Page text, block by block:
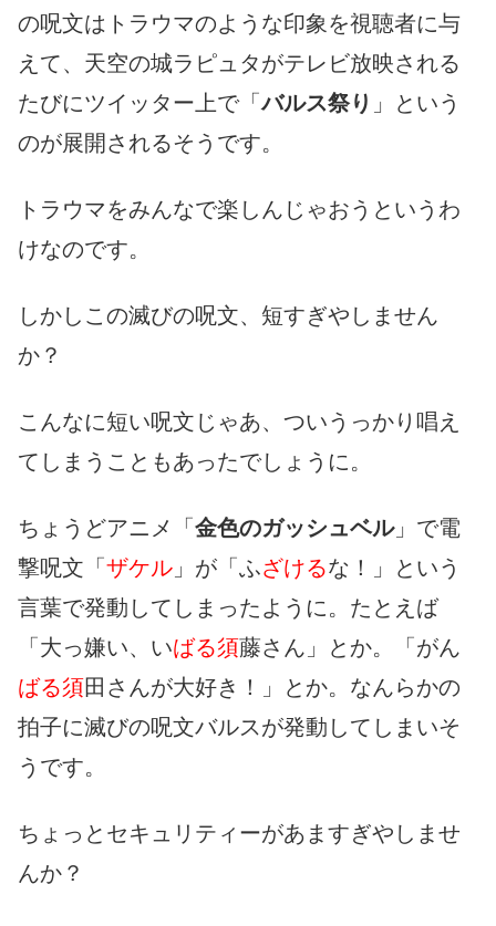
の呪文はトラウマのような印象を視聴者に与
えて、天空の城ラピュタがテレビ放映される
たびにツイッター上で「バルス祭り 」という
のが展開されるそうです。
トラウマをみんなで楽しんじゃおうというわ
けなのです。
しかしこの滅びの呪文、短すぎやしません
か？
こんなに短い呪文じゃあ、ついうっかり唱え
てしまうこともあったでしょうに。
ちょうどアニメ「 金色のガッシュベル」で電
撃呪文「 ザケル 」が「ふざけるな！」という
言葉で発動してしまったように。たとえば
「大っ嫌い、いばる須藤さん」とか。「がん
ばる須田さんが大好き！」とか。なんらかの
拍子に滅びの呪文バルスが発動してしまいそ
うです。
ちょっとセキュリティーがあますぎやしませ
んか？